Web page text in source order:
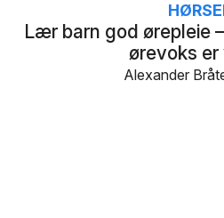
Lær barn god ørepleie
ørevoks er
Alexander